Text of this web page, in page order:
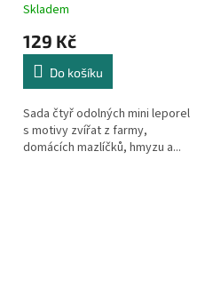
Skladem
129 Kč
Do košíku
Sada čtyř odolných mini leporel
s motivy zvířat z farmy,
domácích mazlíčků, hmyzu a...